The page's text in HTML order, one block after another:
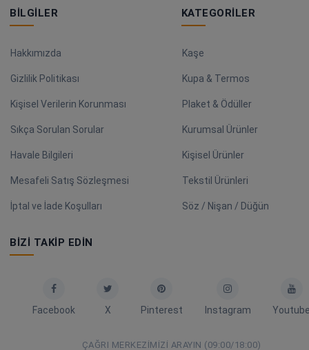
BILGILER
Hakkımızda
Gizlilik Politikası
Kişisel Verilerin Korunması
Sıkça Sorulan Sorular
Havale Bilgileri
Mesafeli Satış Sözleşmesi
İptal ve İade Koşulları
KATEGORILER
Kaşe
Kupa & Termos
Plaket & Ödüller
Kurumsal Ürünler
Kişisel Ürünler
Tekstil Ürünleri
Söz / Nişan / Düğün
BIZI TAKIP EDIN
Facebook X Pinterest Instagram
ÇAĞRI MERKEZIMIZI ARAYIN (09:00/18:00)